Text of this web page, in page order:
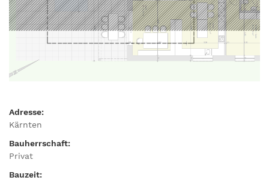
Adresse:
Kärnten
Bauherrschaft:
Privat
Bauzeit: